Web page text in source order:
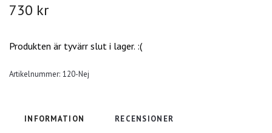
730 kr
Produkten är tyvärr slut i lager. :(
Artikelnummer: 120-Nej
INFORMATION RECENSIONER